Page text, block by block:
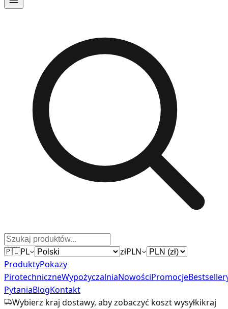
🇵🇱PL złPLN
ProduktyPokazy
PirotechniczneWypożyczalniaNowościPromocje
PytaniaBlogKontakt
Wybierz kraj dostawy, aby zobaczyć koszt wysyłkikraj